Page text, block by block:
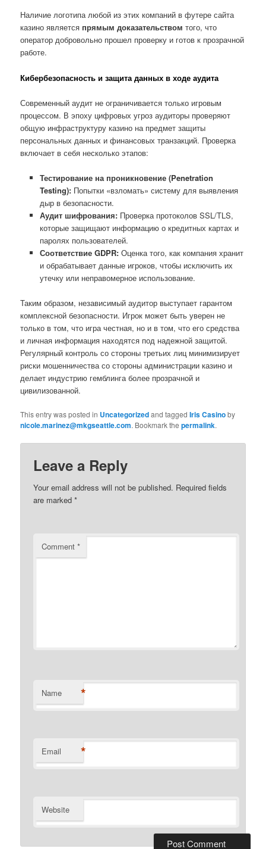
Наличие логотипа любой из этих компаний в футере сайта
казино является прямым доказательством того, что
оператор добровольно прошел проверку и готов к прозрачной
работе.
Кибербезопасность и защита данных в ходе аудита
Современный аудит не ограничивается только игровым
процессом. В эпоху цифровых угроз аудиторы проверяют
общую инфраструктуру казино на предмет защиты
персональных данных и финансовых транзакций. Проверка
включает в себя несколько этапов:
Тестирование на проникновение (Penetration
Testing):Попытки «взломать» систему для выявления
дыр в безопасности.
Аудит шифрования:Проверка протоколов SSL/TLS,
которые защищают информацию о кредитных картах и
паролях пользователей.
Соответствие GDPR:Оценка того, как компания хранит
и обрабатывает данные игроков, чтобы исключить их
утечку или неправомерное использование.
Таким образом, независимый аудитор выступает гарантом
комплексной безопасности. Игрок может быть уверен не
только в том, что игра честная, но и в том, что его средства
и личная информация находятся под надежной защитой.
Регулярный контроль со стороны третьих лиц минимизирует
риски мошенничества со стороны администрации казино и
делает индустрию гемблинга более прозрачной и
цивилизованной.
This entry was posted in Uncategorizedand taggedIris Casinoby
nicole.marinez@mkgseattle.com. Bookmark thepermalink.
Leave a Reply
Your email address will not be published. Required fields
are marked*
Comment*
Name *
Email *
Website